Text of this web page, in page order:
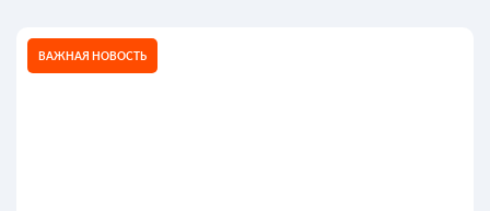
ВАЖНАЯ НОВОСТЬ